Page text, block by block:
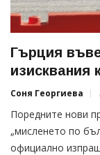
Гърция
Соня Георгиева
Поредните нови
„мисленето по
официално